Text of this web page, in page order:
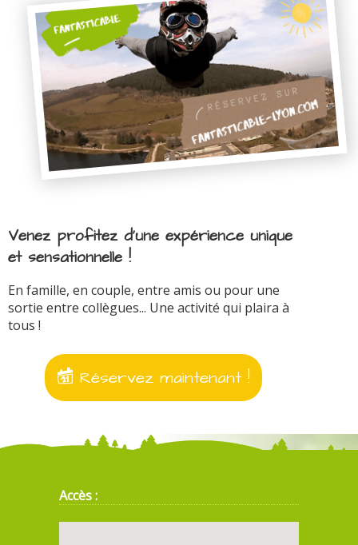
Venez profitez d'une expérience unique
et sensationnelle !
En famille, en couple, entre amis ou pour une
sortie entre collègues... Une activité qui plaira à
tous !
Réservez maintenant !
Accès :